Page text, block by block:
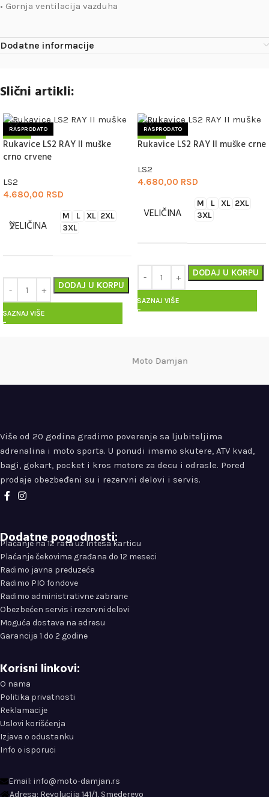
• Gornja ventilacija vazduha
Dodatne informacije
Slični artikli:
RASPRODATO
NOVO
Rukavice LS2 RAY II muške
crno crvene
LS2
4.680,00 RSD
VELIČINA
M L XL 2XL
3XL
DODAJ U KORPU
SAZNAJ VIŠE
RASPRODATO
NOVO
Rukavice LS2 RAY II muške crne
LS2
4.680,00 RSD
VELIČINA
M L XL 2XL
3XL
DODAJ U KORPU
SAZNAJ VIŠE
Moto Damjan
Više od 20 godina gradimo poverenje sa ljubiteljima
adrenalina i moto sporta. U ponudi imamo skutere, ATV kvad,
bagi, gokart, pocket i kros motore za decu i odrasle. Pored
prodaje obezbeđeni su i rezervni delovi i servis.
Dodatne pogodnosti:
Plaćanje na 12 rata uz Intesa karticu
Plaćanje čekovima građana do 12 meseci
Radimo javna preduzeća
Radimo PIO fondove
Radimo administrativne zabrane
Obezbećen servis i rezervni delovi
Moguća dostava na adresu
Garancija 1 do 2 godine
Korisni linkovi:
O nama
Politika privatnosti
Reklamacije
Uslovi korišćenja
Izjava o odustanku
Info o isporuci
Email: info@moto-damjan.rs
Adresa: Revolucija 141/1, Smederevo